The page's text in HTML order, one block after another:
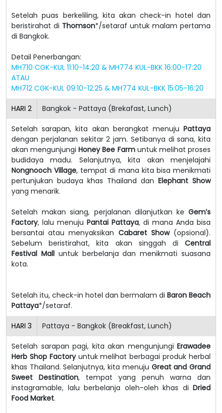
Setelah puas berkeliling, kita akan check-in hotel dan
beristirahat di Thomson*/setaraf untuk malam pertama
di Bangkok.
Detail Penerbangan:
MH710 CGK-KUL 11:10-14:20 & MH774 KUL-BKK 16:00-17:20
ATAU
MH712 CGK-KUL 09:10-12:25 & MH774 KUL-BKK 15:05-16:20
HARI 2 Bangkok - Pattaya (Brekafast, Lunch)
Setelah sarapan, kita akan berangkat menuju Pattaya
dengan perjalanan sekitar 2 jam. Setibanya di sana, kita
akan mengunjungiHoney Bee Farmuntuk melihat proses
budidaya madu. Selanjutnya, kita akan menjelajahi
Nongnooch Village, tempat di mana kita bisa menikmati
pertunjukan budaya khas Thailand dan Elephant Show
yang menarik.
Setelah makan siang, perjalanan dilanjutkan ke Gem’s
Factory, lalu menuju Pantai Pattaya, di mana Anda bisa
bersantai atau menyaksikan Cabaret Show(opsional).
Sebelum beristirahat, kita akan singgah di Central
Festival Malluntuk berbelanja dan menikmati suasana
kota.
Setelah itu, check-in hotel dan bermalam di Baron Beach
Pattaya*/setaraf.
HARI 3 Pattaya - Bangkok (Breakfast, Lunch)
Setelah sarapan pagi, kita akan mengunjungi Erawadee
Herb Shop Factoryuntuk melihat berbagai produk herbal
khas Thailand. Selanjutnya, kita menuju Great and Grand
Sweet Destination, tempat yang penuh warna dan
instagramable, lalu berbelanja oleh-oleh khas di Dried
Food Market.